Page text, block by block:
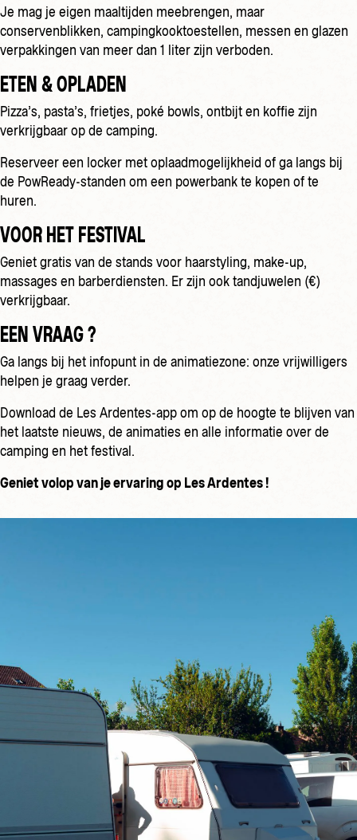
Je mag je eigen maaltijden meebrengen, maar
conservenblikken, campingkooktoestellen, messen en glazen
verpakkingen van meer dan 1 liter zijn verboden.
ETEN & OPLADEN
Pizza’s, pasta’s, frietjes, poké bowls, ontbijt en koffie zijn
verkrijgbaar op de camping.
Reserveer een locker met oplaadmogelijkheid of ga langs bij
de PowReady-standen om een powerbank te kopen of te
huren.
VOOR HET FESTIVAL
Geniet gratis van de stands voor haarstyling, make-up,
massages en barberdiensten. Er zijn ook tandjuwelen (€)
verkrijgbaar.
EEN VRAAG ?
Ga langs bij het infopunt in de animatiezone: onze vrijwilligers
helpen je graag verder.
Download de Les Ardentes-app om op de hoogte te blijven van
het laatste nieuws, de animaties en alle informatie over de
camping en het festival.
Geniet volop van je ervaring op Les Ardentes !